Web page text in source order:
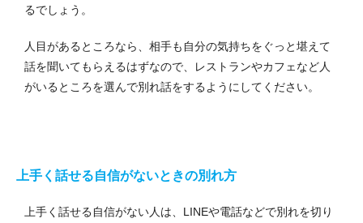
るでしょう。
人目があるところなら、相手も自分の気持ちをぐっと堪えて
話を聞いてもらえるはずなので、レストランやカフェなど人
がいるところを選んで別れ話をするようにしてください。
上手く話せる自信がないときの別れ方
上手く話せる自信がない人は、LINEや電話などで別れを切り